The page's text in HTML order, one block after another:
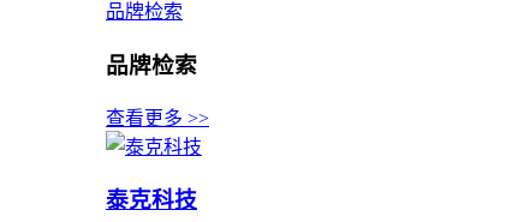
品牌检索
品牌检索
查看更多 >>
泰克科技